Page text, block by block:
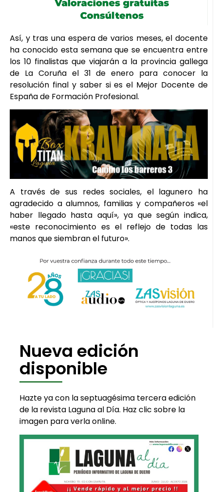
Así, y tras una espera de varios meses, el docente
ha conocido esta semana que se encuentra entre
los 10 finalistas que viajarán a la provincia gallega
de La Coruña el 31 de enero para conocer la
resolución final y saber si es el Mejor Docente de
España de Formación Profesional.
A través de sus redes sociales, el lagunero ha
agradecido a alumnos, familias y compañeros «el
haber llegado hasta aquí», ya que según indica,
«este reconocimiento es el reflejo de todas las
manos que siembran el futuro».
Nueva edición
disponible
Hazte ya con la septuagésima tercera edición
de la revista Laguna al Día. Haz clic sobre la
imagen para verla online.